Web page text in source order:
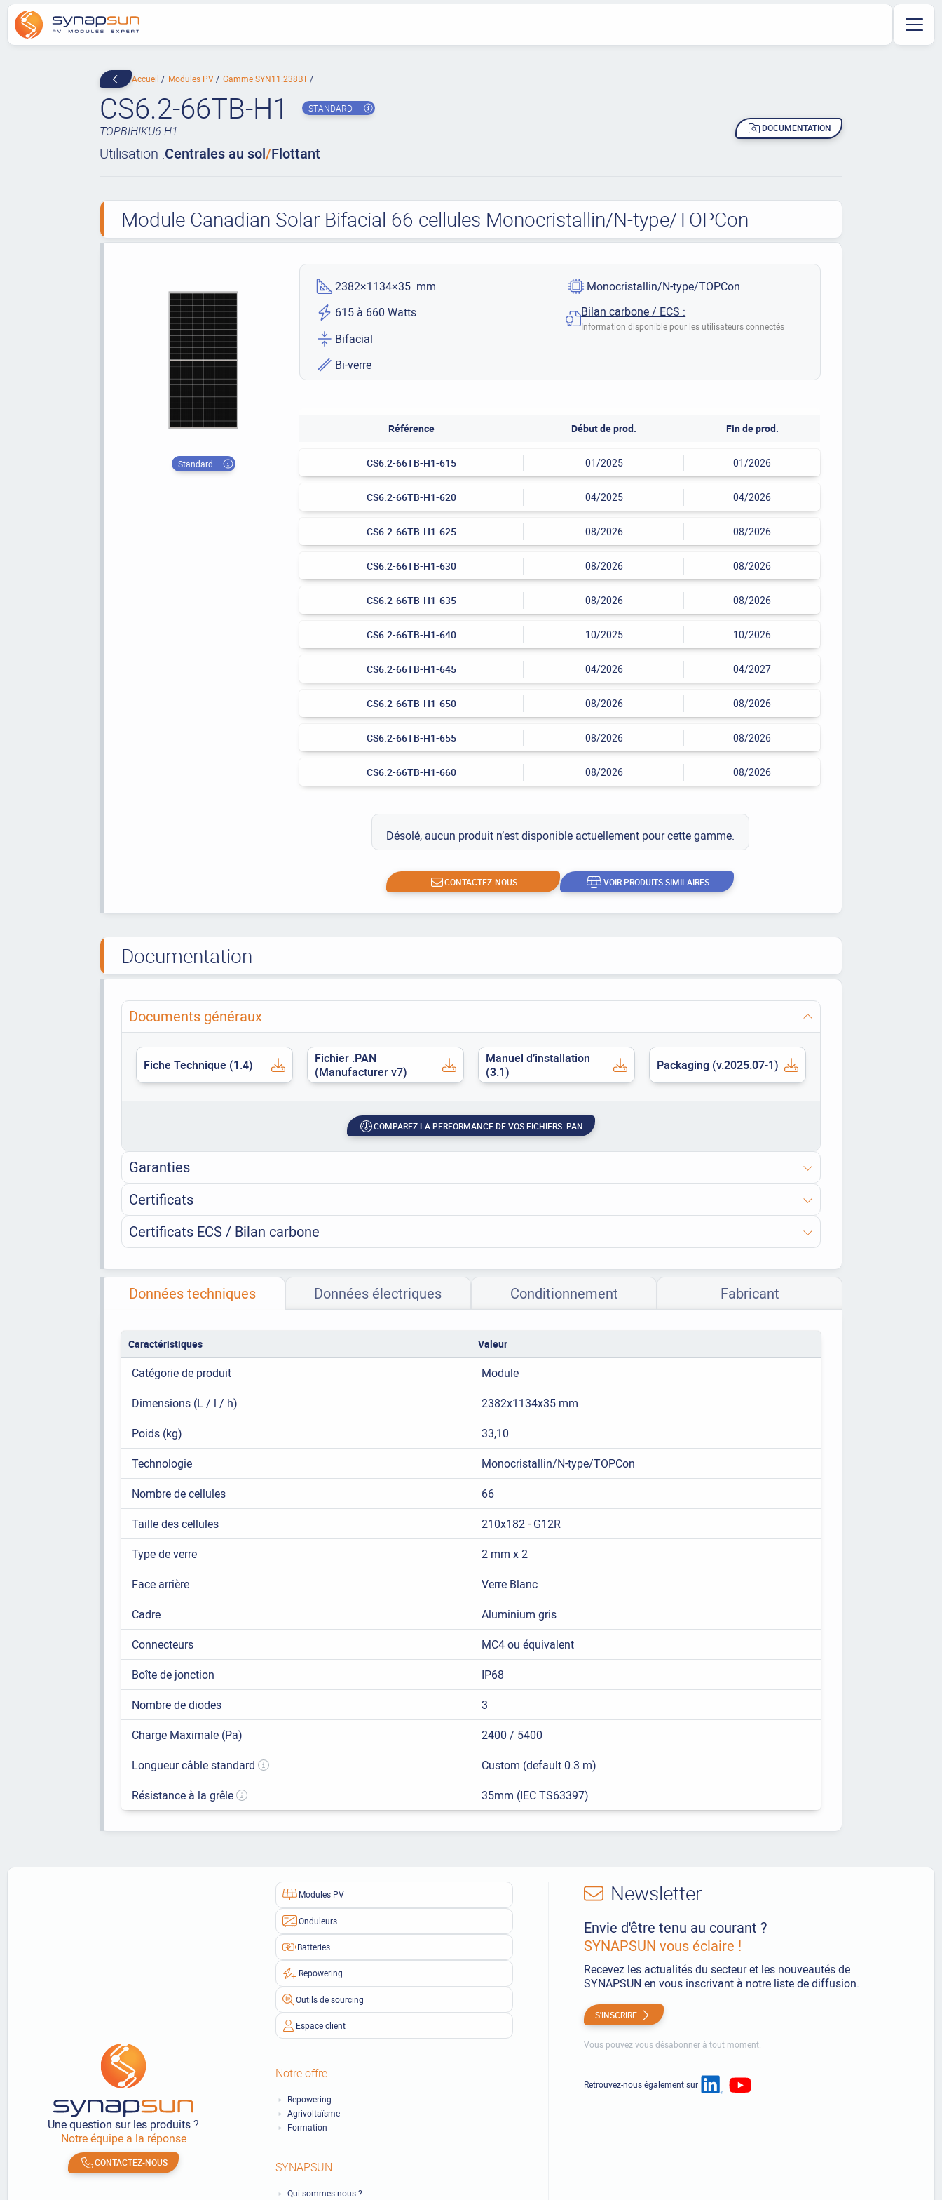
Accueil Modules PV Gamme SYN11.238BT
CS6.2-66TB-H1 STANDARD
TOPBIHIKU6 H1
Utilisation :Centrales au sol/Flottant
DOCUMENTATION
Module Canadian Solar Bifacial 66 cellules Monocristallin/N-type/TOPCon
Standard
2382×1134×35 mm
615 à 660 Watts
Bifacial
Bi-verre
Monocristallin/N-type/TOPCon
Bilan carbone / ECS :
Information disponible pour les utilisateurs connectés
Référence Début de prod. Fin de prod.
CS6.2-66TB-H1-615 01/2025 01/2026
CS6.2-66TB-H1-620 04/2025 04/2026
CS6.2-66TB-H1-625 08/2026 08/2026
CS6.2-66TB-H1-630 08/2026 08/2026
CS6.2-66TB-H1-635 08/2026 08/2026
CS6.2-66TB-H1-640 10/2025 10/2026
CS6.2-66TB-H1-645 04/2026 04/2027
CS6.2-66TB-H1-650 08/2026 08/2026
CS6.2-66TB-H1-655 08/2026 08/2026
CS6.2-66TB-H1-660 08/2026 08/2026
Désolé, aucun produit n’est disponible actuellement pour cette gamme.
CONTACTEZ-NOUS VOIR PRODUITS SIMILAIRES
Documentation
Documents généraux
Fiche Technique (1.4)
Fichier .PAN
(Manufacturer v7)
Manuel d’installation
(3.1)
Packaging (v.2025.07-1)
COMPAREZ LA PERFORMANCE DE VOS FICHIERS .PAN
Garanties
Certificats
Certificats ECS / Bilan carbone
Données techniques Données électriques Conditionnement Fabricant
Caractéristiques Valeur
Catégorie de produit
Module
Dimensions (L / l / h)
2382x1134x35 mm
Poids (kg)
33,10
Technologie
Monocristallin/N-type/TOPCon
Nombre de cellules
66
Taille des cellules
210x182 - G12R
Type de verre
2 mm x 2
Face arrière
Verre Blanc
Cadre
Aluminium gris
Connecteurs
MC4 ou équivalent
Boîte de jonction
IP68
Nombre de diodes
3
Charge Maximale (Pa)
2400 / 5400
Longueur câble standard
Custom (default 0.3 m)
Résistance à la grêle
35mm (IEC TS63397)
Une question sur les produits ?
Notre équipe a la réponse
CONTACTEZ-NOUS
Modules PV
Onduleurs
Batteries
Repowering
Outils de sourcing
Espace client
Notre offre
Repowering
Agrivoltaïsme
Formation
SYNAPSUN
Qui sommes-nous ?
Newsletter
Envie d'être tenu au courant ?
SYNAPSUN vous éclaire !
Recevez les actualités du secteur et les nouveautés de
SYNAPSUN en vous inscrivant à notre liste de diffusion.
S'INSCRIRE
Vous pouvez vous désabonner à tout moment.
Retrouvez-nous également sur